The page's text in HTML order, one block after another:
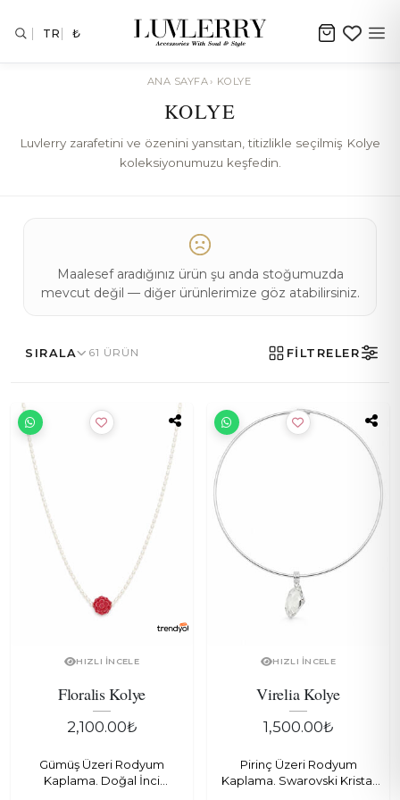
TR ₺
ANA SAYFA› KOLYE
KOLYE
Luvlerry zarafetini ve özenini yansıtan, titizlikle seçilmiş Kolye
koleksiyonumuzu keşfedin.
Maalesef aradığınız ürün şu anda stoğumuzda
mevcut değil — diğer ürünlerimize göz atabilirsiniz.
SIRALA 61 ÜRÜN FİLTRELER
HIZLI İNCELE
Floralis Kolye
2,100.00₺
Gümüş Üzeri Rodyum
Kaplama. Doğal İnci
HIZLI İNCELE
Virelia Kolye
1,500.00₺
Pirinç Üzeri Rodyum
Kaplama. Swarovski Kristal